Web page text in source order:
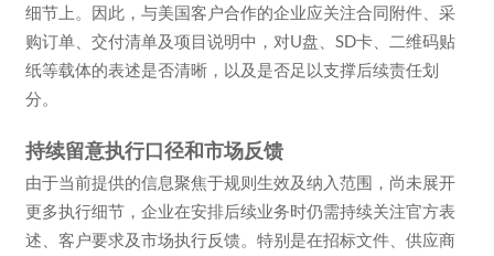
细节上。因此，与美国客户合作的企业应关注合同附件、采
购订单、交付清单及项目说明中，对U盘、SD卡、二维码贴
纸等载体的表述是否清晰，以及是否足以支撑后续责任划
分。
持续留意执行口径和市场反馈
由于当前提供的信息聚焦于规则生效及纳入范围，尚未展开
更多执行细节，企业在安排后续业务时仍需持续关注官方表
述、客户要求及市场执行反馈。特别是在招标文件、供应商